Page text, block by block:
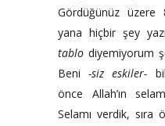
Gördüğünüz üzere
yana hiçbir şey
tablo diyemiyorum
Beni-siz eskiler-
önce Allah’ın
Selamı verdik, sıra